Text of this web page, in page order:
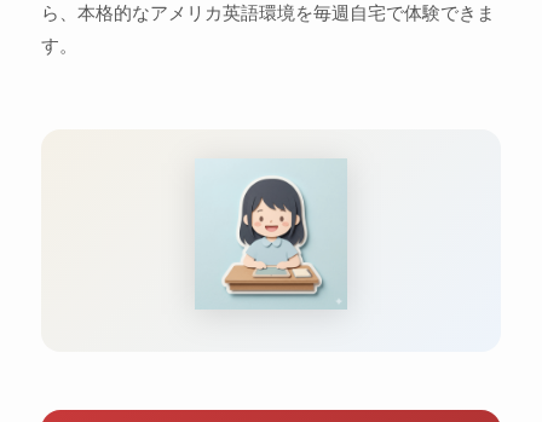
ら、本格的なアメリカ英語環境を毎週自宅で体験できま
す。